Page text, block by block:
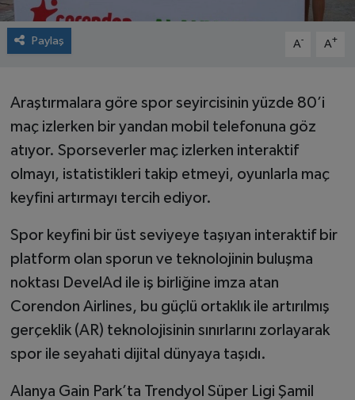
Paylaş A- A+
Araştırmalara göre spor seyircisinin yüzde 80’i
maç izlerken bir yandan mobil telefonuna göz
atıyor. Sporseverler maç izlerken interaktif
olmayı, istatistikleri takip etmeyi, oyunlarla maç
keyfini artırmayı tercih ediyor.
Spor keyfini bir üst seviyeye taşıyan interaktif bir
platform olan sporun ve teknolojinin buluşma
noktası DevelAd ile iş birliğine imza atan
Corendon Airlines, bu güçlü ortaklık ile artırılmış
gerçeklik (AR) teknolojisinin sınırlarını zorlayarak
spor ile seyahati dijital dünyaya taşıdı.
Alanya Gain Park’ta Trendyol Süper Ligi Şamil